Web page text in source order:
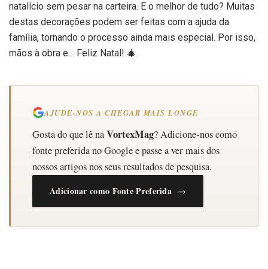
natalício sem pesar na carteira. E o melhor de tudo? Muitas
destas decorações podem ser feitas com a ajuda da
família, tornando o processo ainda mais especial. Por isso,
mãos à obra e… Feliz Natal! 🎄
AJUDE-NOS A CHEGAR MAIS LONGE
Gosta do que lê naVortexMag? Adicione-nos como
fonte preferida no Google e passe a ver mais dos
nossos artigos nos seus resultados de pesquisa.
Adicionar como Fonte Preferida →